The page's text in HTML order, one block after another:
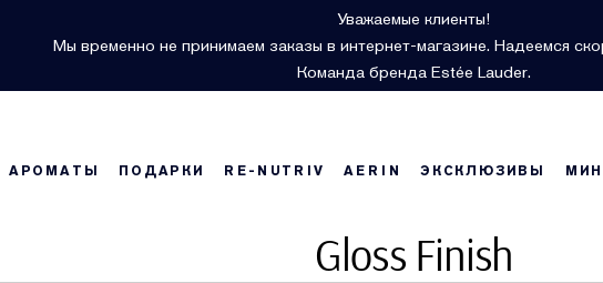
Уважаемые клиенты!
Мы временно не принимаем заказы в интернет-магазине. Надеемся
Команда бренда Estée Lauder.
АРОМАТЫ ПОДАРКИ RE-NUTRIV AERIN ЭКСКЛЮЗИВЫ
Gloss Finish